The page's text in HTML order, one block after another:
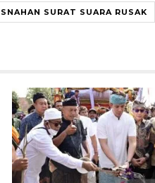
SURAT SUARA RUSAK